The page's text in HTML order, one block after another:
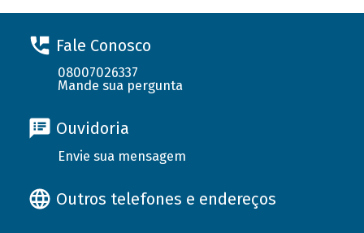
Fale Conosco
08007026337
Mande sua pergunta
Ouvidoria
Envie sua mensagem
Outros telefones e endereços